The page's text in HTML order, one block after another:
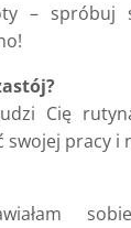
– spróbuj
Cię
swojej pracy i